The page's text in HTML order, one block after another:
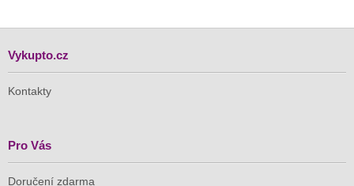
Vykupto.cz
Kontakty
Pro Vás
Doručení zdarma